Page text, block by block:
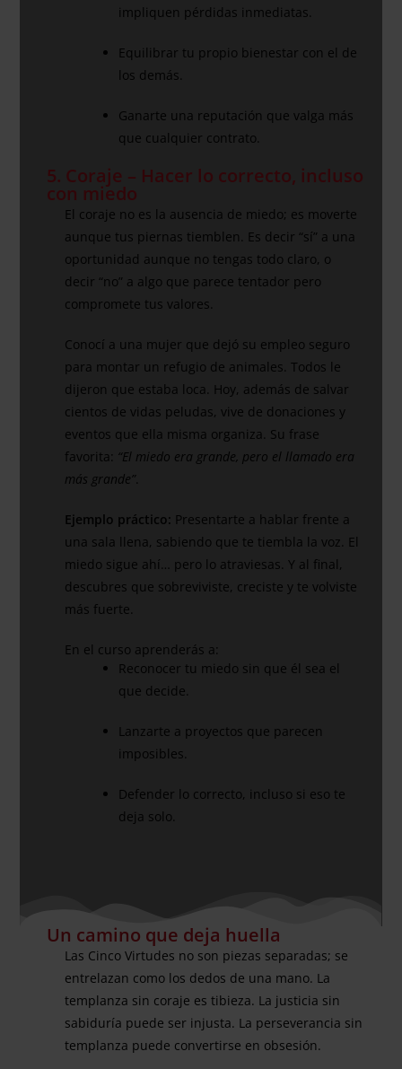
impliquen pérdidas inmediatas.
Equilibrar tu propio bienestar con el de
los demás.
Ganarte una reputación que valga más
que cualquier contrato.
5. Coraje – Hacer lo correcto, incluso
con miedo
El coraje no es la ausencia de miedo; es moverte
aunque tus piernas tiemblen. Es decir “sí” a una
oportunidad aunque no tengas todo claro, o
decir “no” a algo que parece tentador pero
compromete tus valores.
Conocí a una mujer que dejó su empleo seguro
para montar un refugio de animales. Todos le
dijeron que estaba loca. Hoy, además de salvar
cientos de vidas peludas, vive de donaciones y
eventos que ella misma organiza. Su frase
favorita: “El miedo era grande, pero el llamado era
más grande”.
Ejemplo práctico: Presentarte a hablar frente a
una sala llena, sabiendo que te tiembla la voz. El
miedo sigue ahí… pero lo atraviesas. Y al final,
descubres que sobreviviste, creciste y te volviste
más fuerte.
En el curso aprenderás a:
Reconocer tu miedo sin que él sea el
que decide.
Lanzarte a proyectos que parecen
imposibles.
Defender lo correcto, incluso si eso te
deja solo.
Un camino que deja huella
Las Cinco Virtudes no son piezas separadas; se
entrelazan como los dedos de una mano. La
templanza sin coraje es tibieza. La justicia sin
sabiduría puede ser injusta. La perseverancia sin
templanza puede convertirse en obsesión.